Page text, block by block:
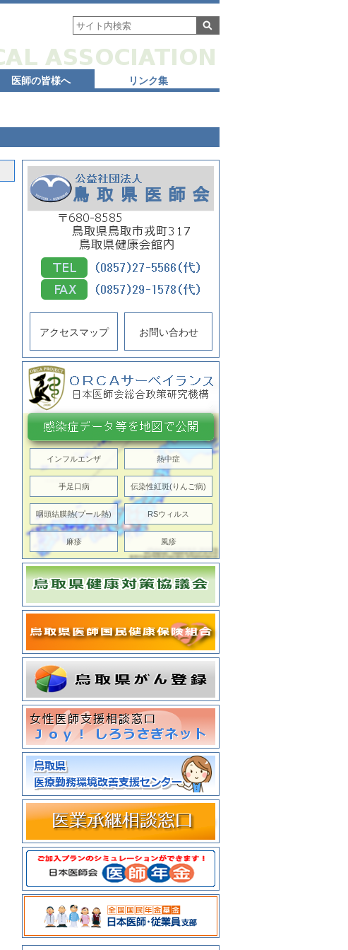
医師の皆様へ リンク集
アクセスマップ お問い合わせ
インフルエンザ 熱中症
手足口病 伝染性紅斑(りんご病)
咽頭結膜熱(プール熱) RSウィルス
麻疹 風疹